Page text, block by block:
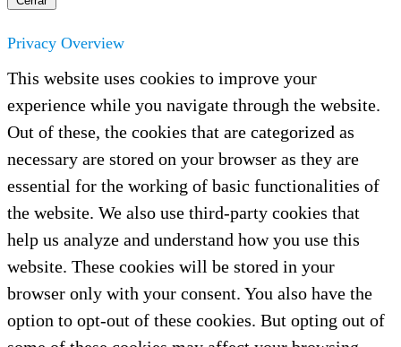
Privacy Overview
This website uses cookies to improve your
experience while you navigate through the website.
Out of these, the cookies that are categorized as
necessary are stored on your browser as they are
essential for the working of basic functionalities of
the website. We also use third-party cookies that
help us analyze and understand how you use this
website. These cookies will be stored in your
browser only with your consent. You also have the
option to opt-out of these cookies. But opting out of